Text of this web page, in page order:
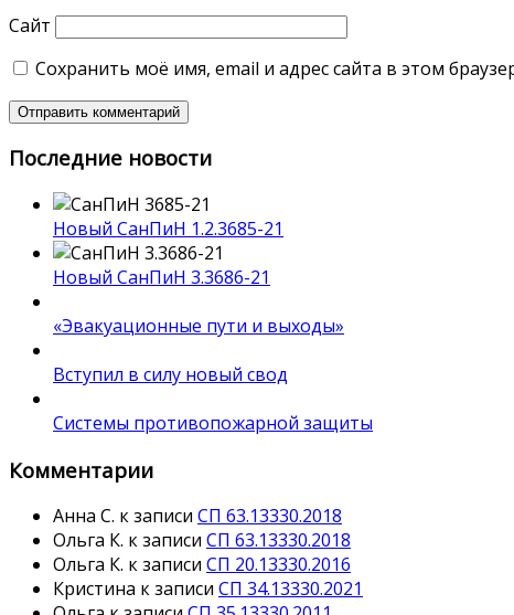
Сайт
Сохранить моё имя, email и адрес сайта в этом
Последние новости
Новый СанПиН 1.2.3685-21
Новый СанПиН 3.3686-21
«Эвакуационные пути и выходы»
Вступил в силу новый свод
Системы противопожарной защиты
Комментарии
Анна С. к записи СП 63.13330.2018
Ольга К. к записи СП 63.13330.2018
Ольга К. к записи СП 20.13330.2016
Кристина к записи СП 34.13330.2021